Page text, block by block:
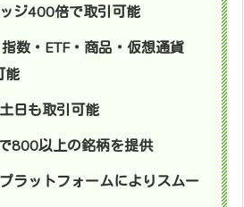
ジ400倍で取引可能
数・ETF・商品・仮想通貨
能
日も取引可能
800以上の銘柄を提供
ラットフォームによりスムー